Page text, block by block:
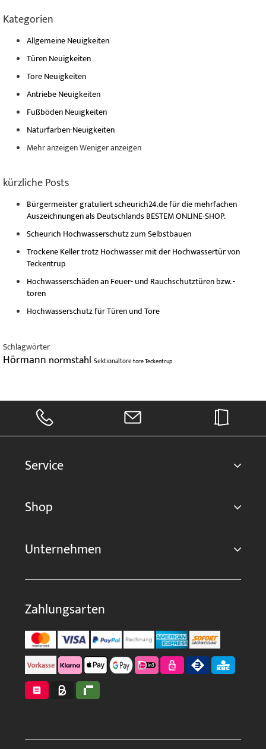
Kategorien
Allgemeine Neuigkeiten
Türen Neuigkeiten
Tore Neuigkeiten
Antriebe Neuigkeiten
Fußböden Neuigkeiten
Naturfarben-Neuigkeiten
Mehr anzeigenWeniger anzeigen
kürzliche Posts
Bürgermeister gratuliert scheurich24.de für die mehrfachen
Auszeichnungen als Deutschlands BESTEM ONLINE-SHOP.
Scheurich Hochwasserschutz zum Selbstbauen
Trockene Keller trotz Hochwasser mit der Hochwassertür von
Teckentrup
Hochwasserschäden an Feuer- und Rauchschutztüren bzw. -
toren
Hochwasserschutz für Türen und Tore
Schlagwörter
Hörmann normstahl SektionaltoretoreTeckentrup
Service
Shop
Unternehmen
Zahlungsarten